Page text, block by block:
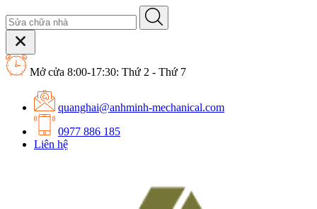
Mở cửa 8:00-17:30: Thứ 2 - Thứ 7
quanghai@anhminh-mechanical.com
0977 886 185
Liên hệ